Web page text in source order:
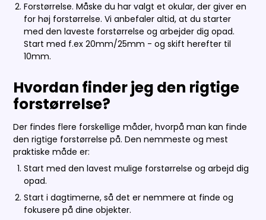
Forstørrelse. Måske du har valgt et okular, der giver en
for høj forstørrelse. Vi anbefaler altid, at du starter
med den laveste forstørrelse og arbejder dig opad.
Start med f.ex 20mm/25mm - og skift herefter til
10mm.
Hvordan finder jeg den rigtige
forstørrelse?
Der findes flere forskellige måder, hvorpå man kan finde
den rigtige forstørrelse på. Den nemmeste og mest
praktiske måde er:
Start med den lavest mulige forstørrelse og arbejd dig
opad.
Start i dagtimerne, så det er nemmere at finde og
fokusere på dine objekter.